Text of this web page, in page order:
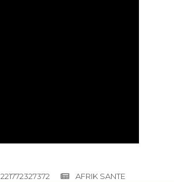
221772327372 AFRIK SANTE